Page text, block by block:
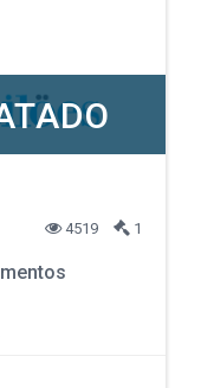
4519 1